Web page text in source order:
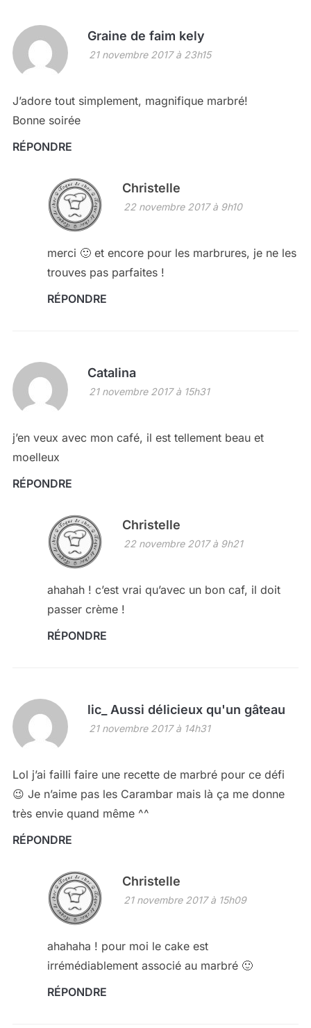
Graine de faim kely
21 novembre 2017 à 23h15
J’adore tout simplement, magnifique marbré!
Bonne soirée
RÉPONDRE
Christelle
22 novembre 2017 à 9h10
merci 🙂 et encore pour les marbrures, je ne les
trouves pas parfaites !
RÉPONDRE
Catalina
21 novembre 2017 à 15h31
j’en veux avec mon café, il est tellement beau et
moelleux
RÉPONDRE
Christelle
22 novembre 2017 à 9h21
ahahah ! c’est vrai qu’avec un bon caf, il doit
passer crème !
RÉPONDRE
lic_ Aussi délicieux qu'un gâteau
21 novembre 2017 à 14h31
Lol j’ai failli faire une recette de marbré pour ce défi
😉 Je n’aime pas les Carambar mais là ça me donne
très envie quand même ^^
RÉPONDRE
Christelle
21 novembre 2017 à 15h09
ahahaha ! pour moi le cake est
irrémédiablement associé au marbré 🙂
RÉPONDRE